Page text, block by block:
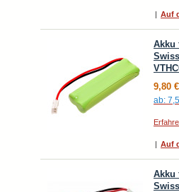
| Auf
Akku
9,80 €
ab:
| Auf
Akku